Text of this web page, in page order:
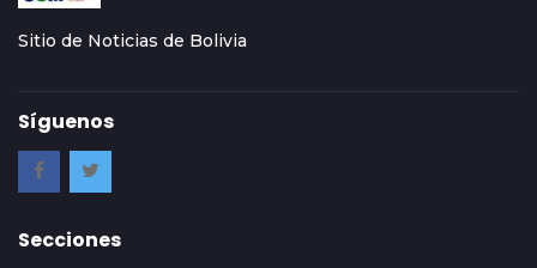
Sitio de Noticias de Bolivia
Síguenos
Secciones